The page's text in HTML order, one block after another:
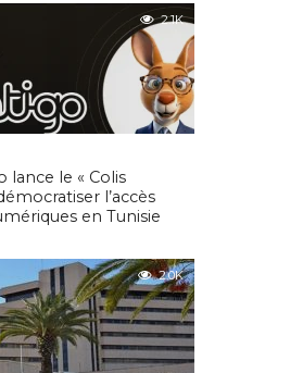
2.1K
lance le « Colis
l’accès
en Tunisie
2.0K